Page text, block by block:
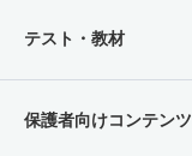
テスト・教材
保護者向けコンテンツ